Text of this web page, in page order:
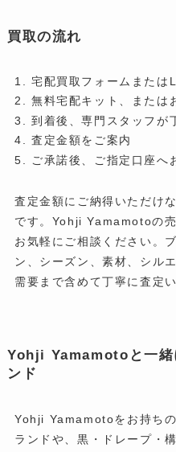
買取の流れ
宅配買取フォームまたは
無料宅配キット、または
到着後、専門スタッフが
査定金額をご案内
ご承諾後、ご指定口座へ
査定金額にご納得いただけ
です。Yohji Yamamotoの
お気軽にご相談ください。
ン、シーズン、素材、シル
需要まで含めて丁寧に査定
Yohji Yamamotoと一緒
ンド
Yohji Yamamotoをお持ち
ランドや、黒・ドレープ・